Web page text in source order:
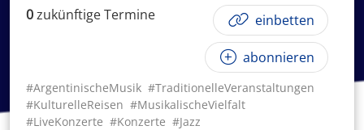
0zukünftigeTermine einbetten
abonnieren
#ArgentinischeMusik #TraditionelleVeranstaltungen
#KulturelleReisen #MusikalischeVielfalt
#LiveKonzerte #Konzerte #Jazz